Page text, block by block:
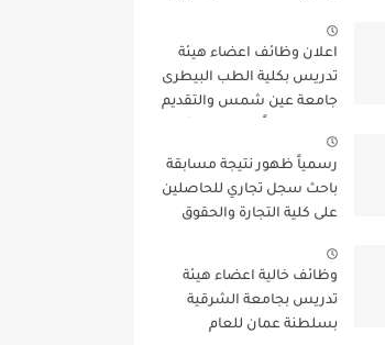
اعلان وظائف اعضاء هيئة
تدريس بكلية الطب البيطرى
جامعة عين شمس والتقديم
الاعلان
رسمياً ظهور نتيجة مسابقة
باحث سجل تجاري للحاصلين
على كلية التجارة والحقوق
الهامة بخصوص المسابقة
وظائف خالية اعضاء هيئة
تدريس بجامعة الشرقية
بسلطنة عمان للعام